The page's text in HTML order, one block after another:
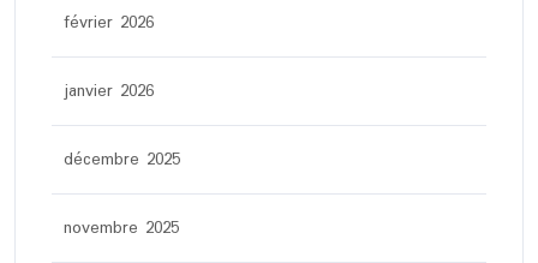
février 2026
janvier 2026
décembre 2025
novembre 2025